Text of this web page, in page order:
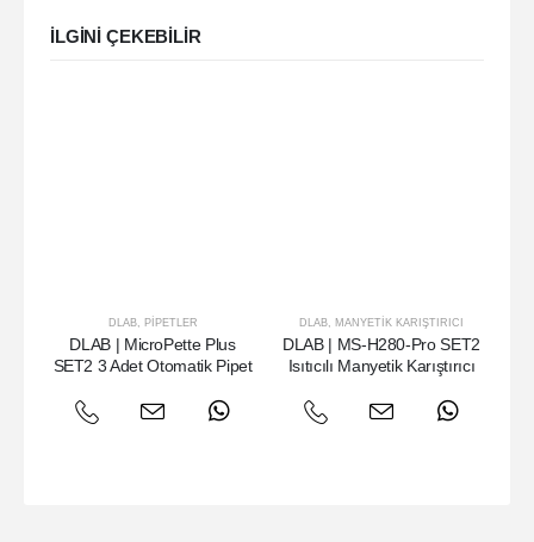
ILGINI ÇEKEBILIR
DLAB, PIPETLER
DLAB | MicroPette Plus
SET2 3 Adet Otomatik Pipet
DLAB, MANYETIK KARIŞTIRICI
DLAB | MS-H280-Pro SET2
Isıtıcılı Manyetik Karıştırıcı